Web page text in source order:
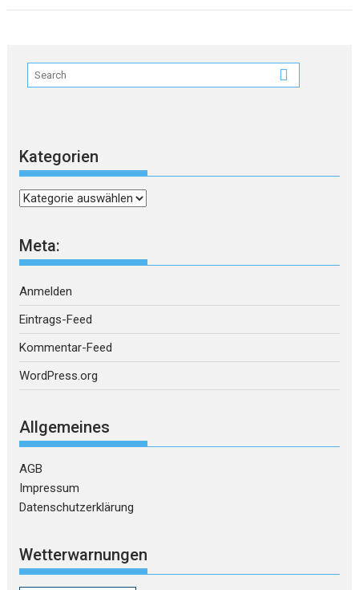
Kategorien
Kategorien
Meta:
Anmelden
Eintrags-Feed
Kommentar-Feed
WordPress.org
Allgemeines
AGB
Impressum
Datenschutzerklärung
Wetterwarnungen